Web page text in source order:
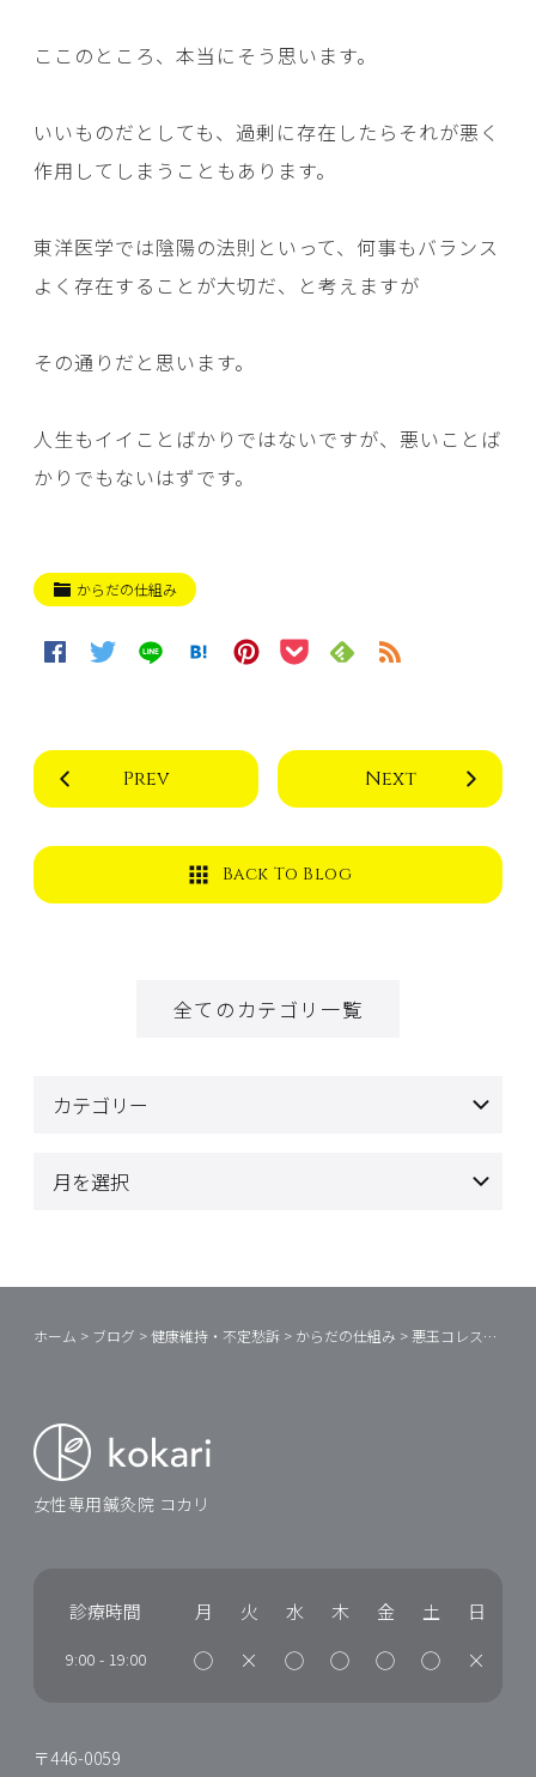
ここのところ、本当にそう思います。
いいものだとしても、過剰に存在したらそれが悪く
作用してしまうこともあります。
東洋医学では陰陽の法則といって、何事もバランス
よく存在することが大切だ、と考えますが
その通りだと思います。
人生もイイことばかりではないですが、悪いことば
かりでもないはずです。
からだの仕組み
Prev Next
Back To Blog
全てのカテゴリ一覧
ホーム > ブログ >健康維持・不定愁訴 > からだの仕組み >悪玉コレステロールが高いと本当によくないの？
女性専用鍼灸院 コカリ
診療時間 月 火 水 木 金 土 日
9:00 - 19:00 ◯ × ◯ ◯ ◯ ◯ ×
〒446-0059